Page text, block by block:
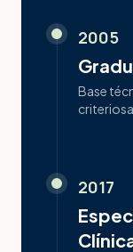
2005
Base
2017